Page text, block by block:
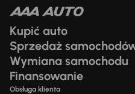
Kupić auto
Sprzedaż
Wymiana samochodu
Finansowanie
Obsługa klienta